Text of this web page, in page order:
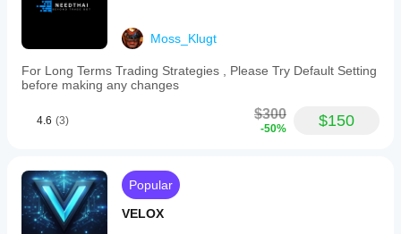
Moss_Klugt
For Long Terms Trading Strategies , Please Try Default Setting
before making any changes
4.6 (3) $300
-50% $150
Popular
VELOX